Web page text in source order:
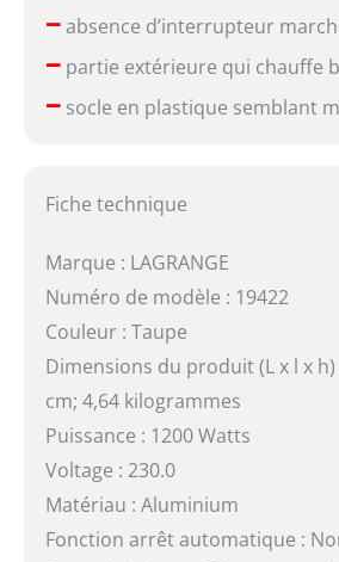
–absence d’interrupteur
–partie extérieure qui chauffe
–socle en plastique semblant
Fiche technique
Marque : LAGRANGE
Numéro de modèle : 19422
Couleur : Taupe
Dimensions du produit (L x l x h)
cm; 4,64 kilogrammes
Puissance : 1200 Watts
Voltage : 230.0
Matériau : Aluminium
Fonction arrêt automatique :